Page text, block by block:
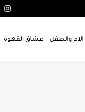
الام والطفل عشاق القهوة